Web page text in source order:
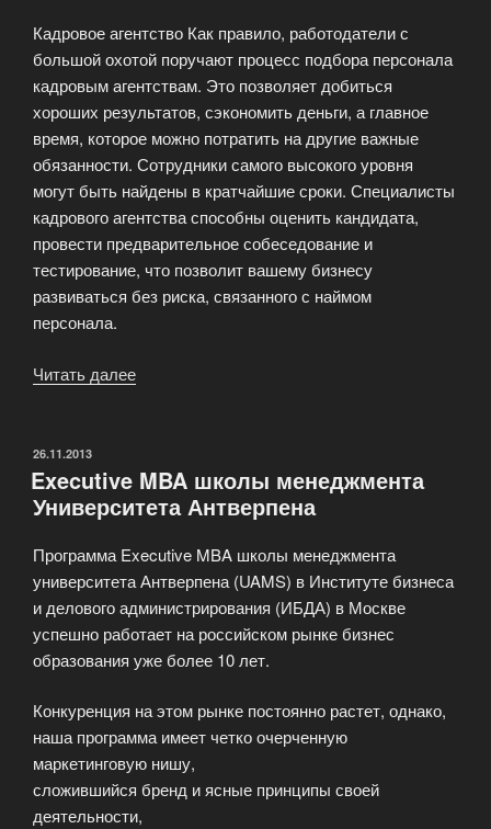
Кадровое агентство Как правило, работодатели с
большой охотой поручают процесс подбора персонала
кадровым агентствам. Это позволяет добиться
хороших результатов, сэкономить деньги, а главное
время, которое можно потратить на другие важные
обязанности. Сотрудники самого высокого уровня
могут быть найдены в кратчайшие сроки. Специалисты
кадрового агентства способны оценить кандидата,
провести предварительное собеседование и
тестирование, что позволит вашему бизнесу
развиваться без риска, связанного с наймом
персонала.
Читать далее
становятся
все
популярны?»
ОПУБЛИКОВАНО
26.11.2013
Executive MBA школы менеджмента
Университета Антверпена
Программа Executive MBA школы менеджмента
университета Антверпена (UAMS) в Институте бизнеса
и делового администрирования (ИБДА) в Москве
успешно работает на российском рынке бизнес
образования уже более 10 лет.
Конкуренция на этом рынке постоянно растет, однако,
наша программа имеет четко очерченную
маркетинговую нишу,
сложившийся бренд и ясные принципы своей
деятельности,